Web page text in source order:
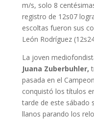
m/s, solo 8
registro de 12s07
escoltas fueron sus
León Rodríguez
La joven
Juana Zuberbuhler,
pasada en el
conquistó los títulos
tarde de este sábado
llanos parando los